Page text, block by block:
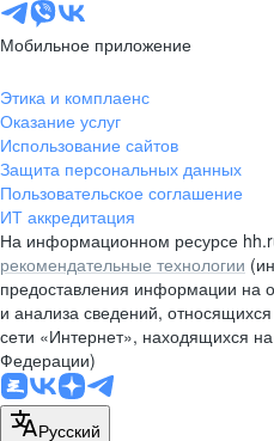
Мобильное приложение
Этика и комплаенс
Оказание услуг
Использование сайтов
Защита персональных данных
Пользовательское соглашение
ИТ аккредитация
На информационном ресурсе
рекомендательные технологии
предоставления информации на
и анализа сведений,
сети «Интернет», находящихся
Федерации)
Русский